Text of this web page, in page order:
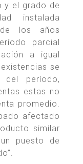
y el grado de
instalada
los años
parcial
a igual
se
del período,
estas no
promedio.
afectado
similar
puesto de